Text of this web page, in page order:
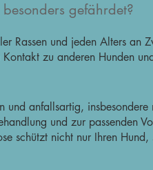
besonders gefährdet?
Rassen und jeden Alters an
zu anderen Hunden
und anfallsartig,
und zur passenden
schützt nicht nur Ihren